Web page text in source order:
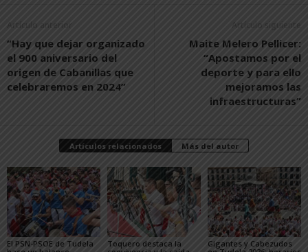
Artículo anterior
“Hay que dejar organizado
el 900 aniversario del
origen de Cabanillas que
celebraremos en 2024”
Artículo siguiente
Maite Melero Pellicer:
“Apostamos por el
deporte y para ello
mejoramos las
infraestructuras”
Artículos relacionados Más del autor
El PSN-PSOE de Tudela
Toquero destaca la
Gigantes y Cabezudos